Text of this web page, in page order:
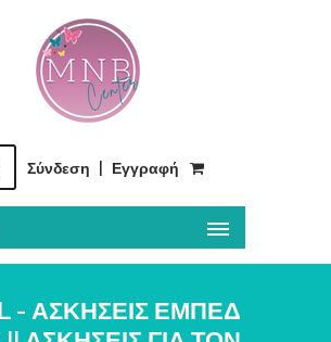
Σύνδεση Εγγραφή
- ΑΣΚΗΣΕΙΣ ΕΜΠΕΔ